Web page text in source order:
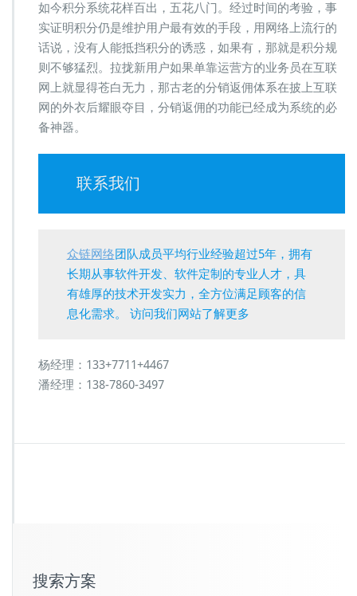
如今积分系统花样百出，五花八门。经过时间的考验，事
实证明积分仍是维护用户最有效的手段，用网络上流行的
话说，没有人能抵挡积分的诱惑，如果有，那就是积分规
则不够猛烈。拉拢新用户如果单靠运营方的业务员在互联
网上就显得苍白无力，那古老的分销返佣体系在披上互联
网的外衣后耀眼夺目，分销返佣的功能已经成为系统的必
备神器。
联系我们
众链网络团队成员平均行业经验超过5年，拥有
长期从事软件开发、软件定制的专业人才，具
有雄厚的技术开发实力，全方位满足顾客的信
息化需求。 访问我们网站了解更多
杨经理：133+7711+4467
潘经理：138-7860-3497
搜索方案